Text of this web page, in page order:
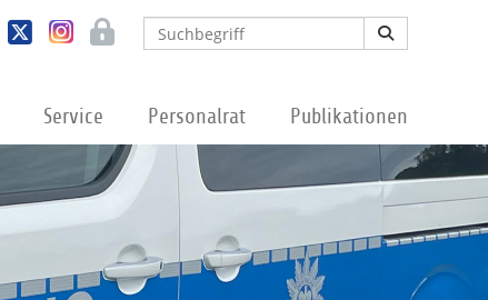
Service Personalrat Publikationen